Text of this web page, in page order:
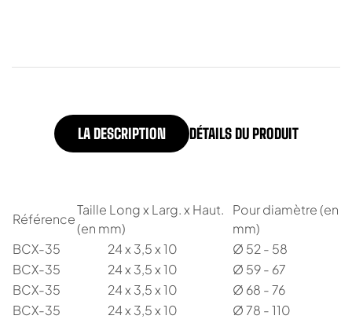
LA DESCRIPTION DÉTAILS DU PRODUIT
Référence
Taille Long x Larg. x Haut.
(en mm)
Pour diamètre (en
mm)
BCX-35
24 x 3,5 x 10
Ø 52 - 58
BCX-35
24 x 3,5 x 10
Ø 59 - 67
BCX-35
24 x 3,5 x 10
Ø 68 - 76
BCX-35
24 x 3,5 x 10
Ø 78 - 110